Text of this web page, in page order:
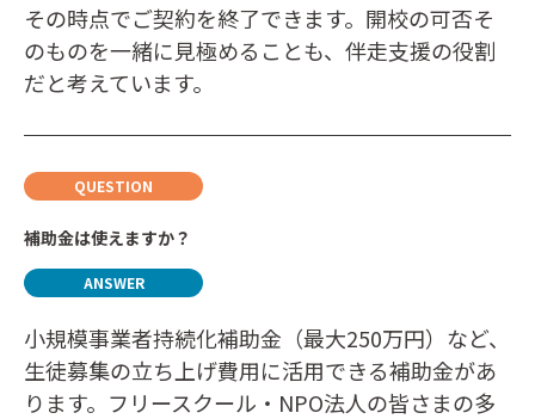
その時点でご契約を終了できます。開校の可否そ
のものを一緒に見極めることも、伴走支援の役割
だと考えています。
補助金は使えますか？
小規模事業者持続化補助金（最大250万円）など、
生徒募集の立ち上げ費用に活用できる補助金があ
ります。フリースクール・NPO法人の皆さまの多